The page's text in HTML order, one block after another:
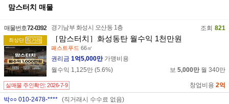
맘스터치 매물
매물번호72-0392
최상단 직거래
경기남부 화성시 오산동 1층 조회 821
［맘스터치］화성동탄 월수익 1천만원
패스트푸드 66㎡
권리금 1억5,000만 가맹비용
월수익 1,125만 (5.6%) 보 5,000만 월 340만
실매물 주인확인: 2026-7-9 창업비용 2억
박○○ 010-2478-**** (직거래시 수수료 없음)